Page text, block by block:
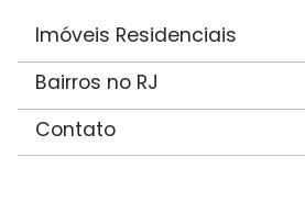
Imóveis Residenciais
Bairros no RJ
Contato